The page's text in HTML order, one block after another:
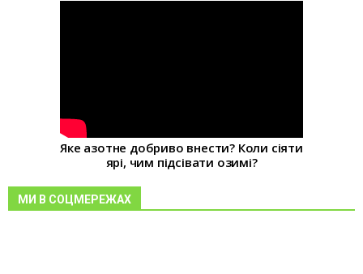
Яке азотне добриво внести? Коли сіяти
ярі, чим підсівати озимі?
МИ В СОЦМЕРЕЖАХ